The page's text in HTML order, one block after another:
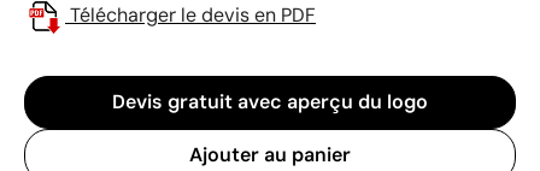
Télécharger le devis en PDF
Devis gratuit avec aperçu du logo
Ajouter au panier